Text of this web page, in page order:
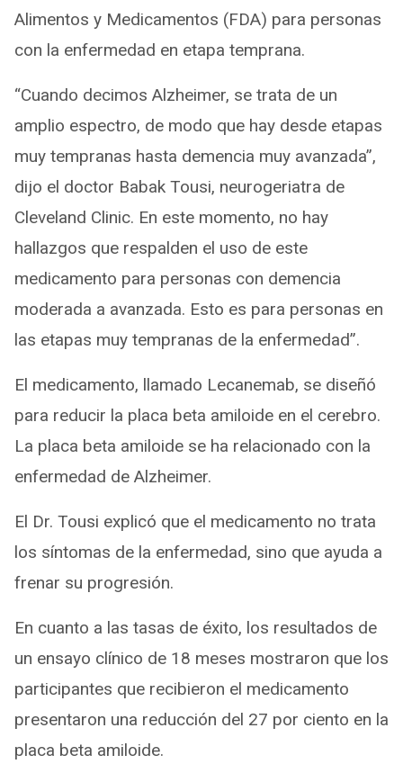
Alimentos y Medicamentos (FDA) para personas
con la enfermedad en etapa temprana.
“Cuando decimos Alzheimer, se trata de un
amplio espectro, de modo que hay desde etapas
muy tempranas hasta demencia muy avanzada”,
dijo el doctor Babak Tousi, neurogeriatra de
Cleveland Clinic. En este momento, no hay
hallazgos que respalden el uso de este
medicamento para personas con demencia
moderada a avanzada. Esto es para personas en
las etapas muy tempranas de la enfermedad”.
El medicamento, llamado Lecanemab, se diseñó
para reducir la placa beta amiloide en el cerebro.
La placa beta amiloide se ha relacionado con la
enfermedad de Alzheimer.
El Dr. Tousi explicó que el medicamento no trata
los síntomas de la enfermedad, sino que ayuda a
frenar su progresión.
En cuanto a las tasas de éxito, los resultados de
un ensayo clínico de 18 meses mostraron que los
participantes que recibieron el medicamento
presentaron una reducción del 27 por ciento en la
placa beta amiloide.